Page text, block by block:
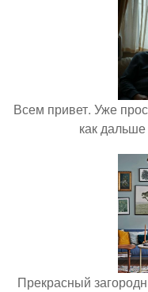
Всем привет. Уже
как
Прекрасный